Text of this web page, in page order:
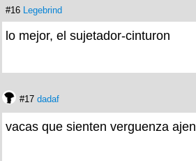
#16 Legebrind
lo mejor, el sujetador-cinturon
#17 dadaf
vacas que sienten verguenza